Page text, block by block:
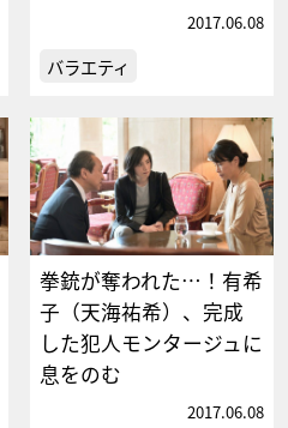
2017.06.08
バラエティ
拳銃が奪われた…！有希
子（天海祐希）、完成
した犯人モンタージュに
息をのむ
2017.06.08